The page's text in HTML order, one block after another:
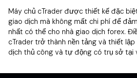
Máy chủ cTrader được thiết kế đặc
giao dịch mà không mất chi phí để
nhất có thể cho nhà giao dịch forex.
cTrader trở thành nền tảng và thiết
dịch thủ công và tự động có trụ sở tại